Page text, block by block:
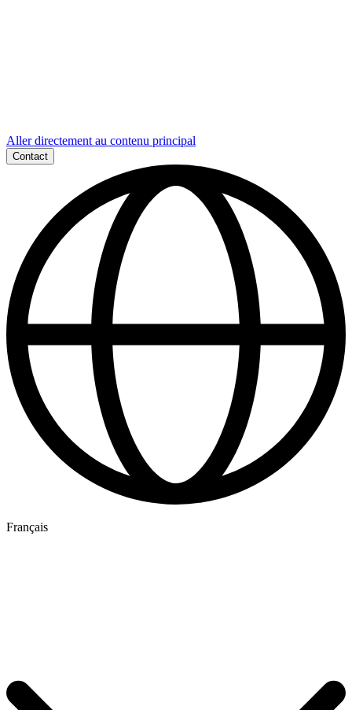
Aller directement au contenu principal
Contact
Français